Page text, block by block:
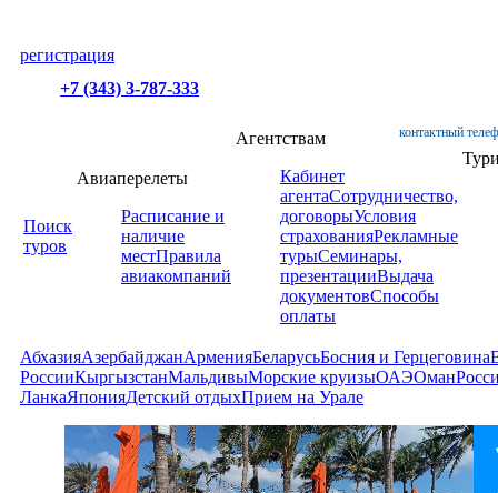
регистрация
+7 (343) 3-787-333
контактный
Поиск
туров
Авиаперелеты
Расписание и
наличие
местПравила
авиакомпаний
Агентствам
Кабинет
агентаСотрудничество,
договорыУсловия
страхованияРекламные
турыСеминары,
презентацииВыдача
документовСпособы
оплаты
АбхазияАзербайджанАрменияБеларусьБосния и Герцеговина
РоссииКыргызстанМальдивыМорские круизыОАЭОман
ЛанкаЯпонияДетский отдыхПрием на Урале